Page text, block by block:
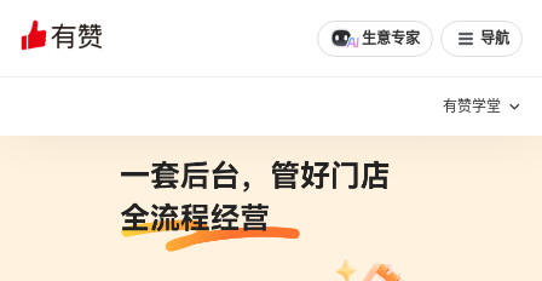
生意专家 导航
有赞学堂
增长方法